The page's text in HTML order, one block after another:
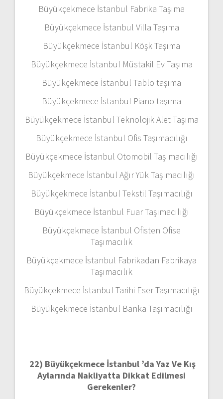
Büyükçekmece İstanbul Fabrika Taşıma
Büyükçekmece İstanbul Villa Taşıma
Büyükçekmece İstanbul Köşk Taşıma
Büyükçekmece İstanbul Müstakil Ev Taşıma
Büyükçekmece İstanbul Tablo taşıma
Büyükçekmece İstanbul Piano taşıma
Büyükçekmece İstanbul Teknolojik Alet Taşıma
Büyükçekmece İstanbul Ofis Taşımacılığı
Büyükçekmece İstanbul Otomobil Taşımacılığı
Büyükçekmece İstanbul Ağır Yük Taşımacılığı
Büyükçekmece İstanbul Tekstil Taşımacılığı
Büyükçekmece İstanbul Fuar Taşımacılığı
Büyükçekmece İstanbul Ofisten Ofise
Taşımacılık
Büyükçekmece İstanbul Fabrikadan Fabrikaya
Taşımacılık
Büyükçekmece İstanbul Tarihi Eser Taşımacılığı
Büyükçekmece İstanbul Banka Taşımacılığı
22) Büyükçekmece İstanbul ’da Yaz Ve Kış
Aylarında Nakliyatta Dikkat Edilmesi
Gerekenler?